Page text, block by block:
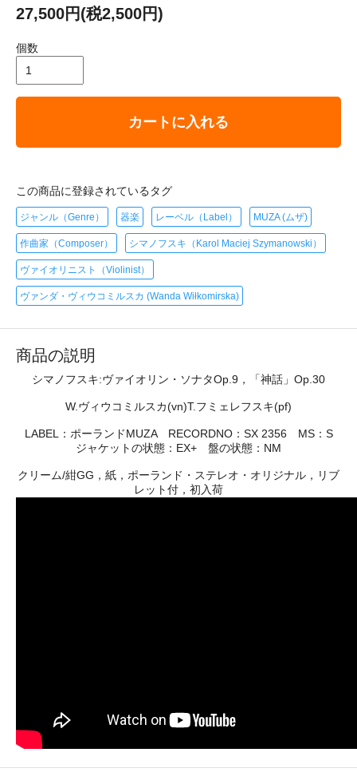
27,500円(税2,500円)
個数
カートに入れる
この商品に登録されているタグ
ジャンル（Genre） 器楽 レーベル（Label） MUZA (ムザ)
作曲家（Composer） シマノフスキ（Karol Maciej Szymanowski）
ヴァイオリニスト（Violinist）
ヴァンダ・ヴィウコミルスカ (Wanda Wiłkomirska)
商品の説明
シマノフスキ:ヴァイオリン・ソナタOp.9，「神話」Op.30
W.ヴィウコミルスカ(vn)T.フミェレフスキ(pf)
LABEL：ポーランドMUZA RECORDNO：SX 2356 MS：S
ジャケットの状態：EX+ 盤の状態：NM
クリーム/紺GG，紙，ポーランド・ステレオ・オリジナル，リブ
レット付，初入荷